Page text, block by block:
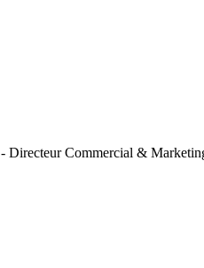
- Directeur Commercial &